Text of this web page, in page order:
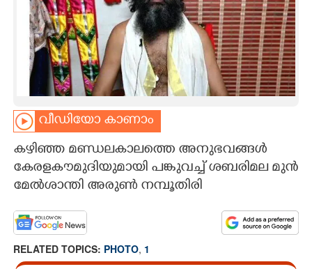
INFO+
ART
ASTRO
CARTOONS
LITERATURE
ZOOM
വീഡിയോ കാണാം
കഴിഞ്ഞ മണ്ഡലകാലത്തെ അനുഭവങ്ങൾ
കേരളകൗമുദിയുമായി പങ്കുവച്ച് ശബരിമല മുൻ
മേൽശാന്തി അരുൺ നമ്പൂതിരി
RELATED TOPICS: PHOTO, 1